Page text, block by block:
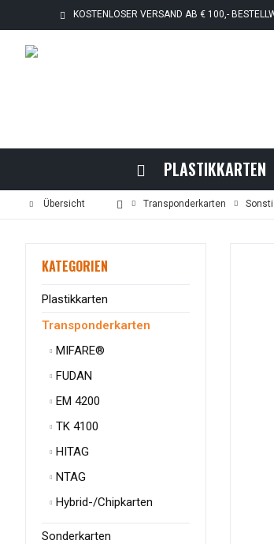
KOSTENLOSER VERSAND AB € 100,-
PLASTIKKARTEN
Übersicht Transponderkarten
KATEGORIEN
Plastikkarten
Transponderkarten
MIFARE®
FUDAN
EM 4200
TK 4100
HITAG
NTAG
Hybrid-/Chipkarten
Sonderkarten